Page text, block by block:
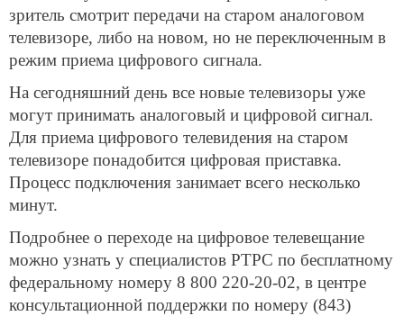
зритель смотрит передачи на старом аналоговом
телевизоре, либо на новом, но не переключенным в
режим приема цифрового сигнала.
На сегодняшний день все новые телевизоры уже
могут принимать аналоговый и цифровой сигнал.
Для приема цифрового телевидения на старом
телевизоре понадобится цифровая приставка.
Процесс подключения занимает всего несколько
минут.
Подробнее о переходе на цифровое телевещание
можно узнать у специалистов РТРС по бесплатному
федеральному номеру 8 800 220-20-02, в центре
консультационной поддержки по номеру (843)